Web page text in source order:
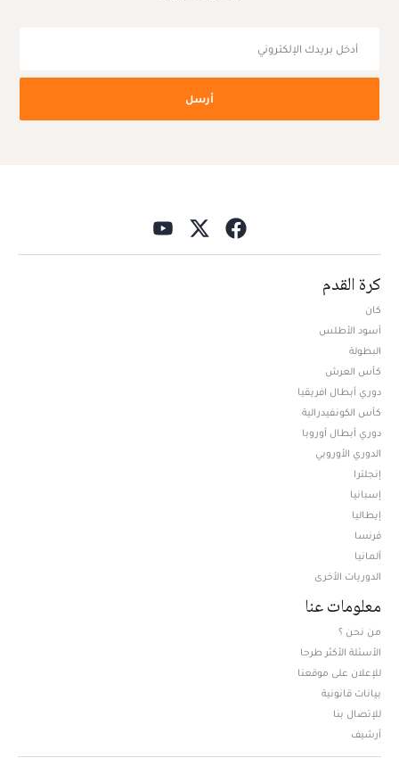
أرسل
كرة القدم
كان
أسود الأطلس
البطولة
كأس العرش
دوري أبطال افريقيا
كأس الكونفيدرالية
دوري أبطال أوروبا
الدوري الأوروبي
إنجلترا
إسبانيا
إيطاليا
فرنسا
ألمانيا
الدوريات الأخرى
معلومات عنا
من نحن ؟
الأسئلة الأكثر طرحا
للإعلان على موقعنا
بيانات قانونية
للإتصال بنا
أرشيف